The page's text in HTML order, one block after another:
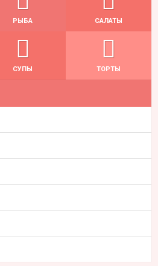
РЫБА САЛАТЫ
СУПЫ ТОРТЫ